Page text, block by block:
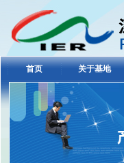
首页 关于基地